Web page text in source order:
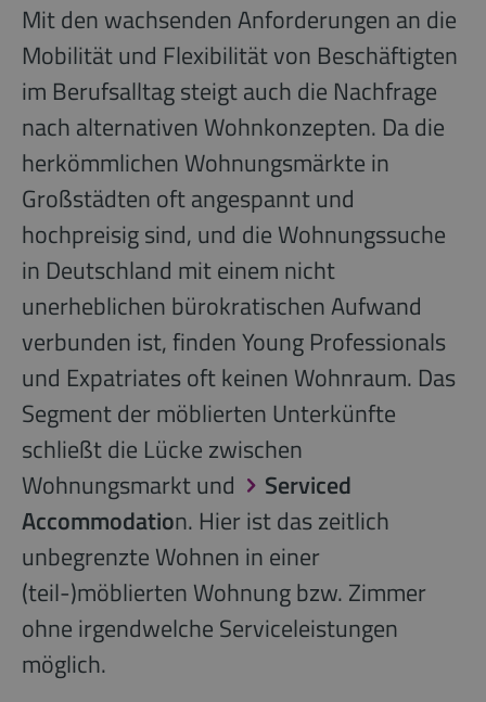
Mit den wachsenden Anforderungen an die
Mobilität und Flexibilität von Beschäftigten
im Berufsalltag steigt auch die Nachfrage
nach alternativen Wohnkonzepten. Da die
herkömmlichen Wohnungsmärkte in
Großstädten oft angespannt und
hochpreisig sind, und die Wohnungssuche
in Deutschland mit einem nicht
unerheblichen bürokratischen Aufwand
verbunden ist, finden Young Professionals
und Expatriates oft keinen Wohnraum. Das
Segment der möblierten Unterkünfte
schließt die Lücke zwischen
Wohnungsmarkt und
Serviced
Accommodation. Hier ist das zeitlich
unbegrenzte Wohnen in einer
(teil-)möblierten Wohnung bzw. Zimmer
ohne irgendwelche Serviceleistungen
möglich.